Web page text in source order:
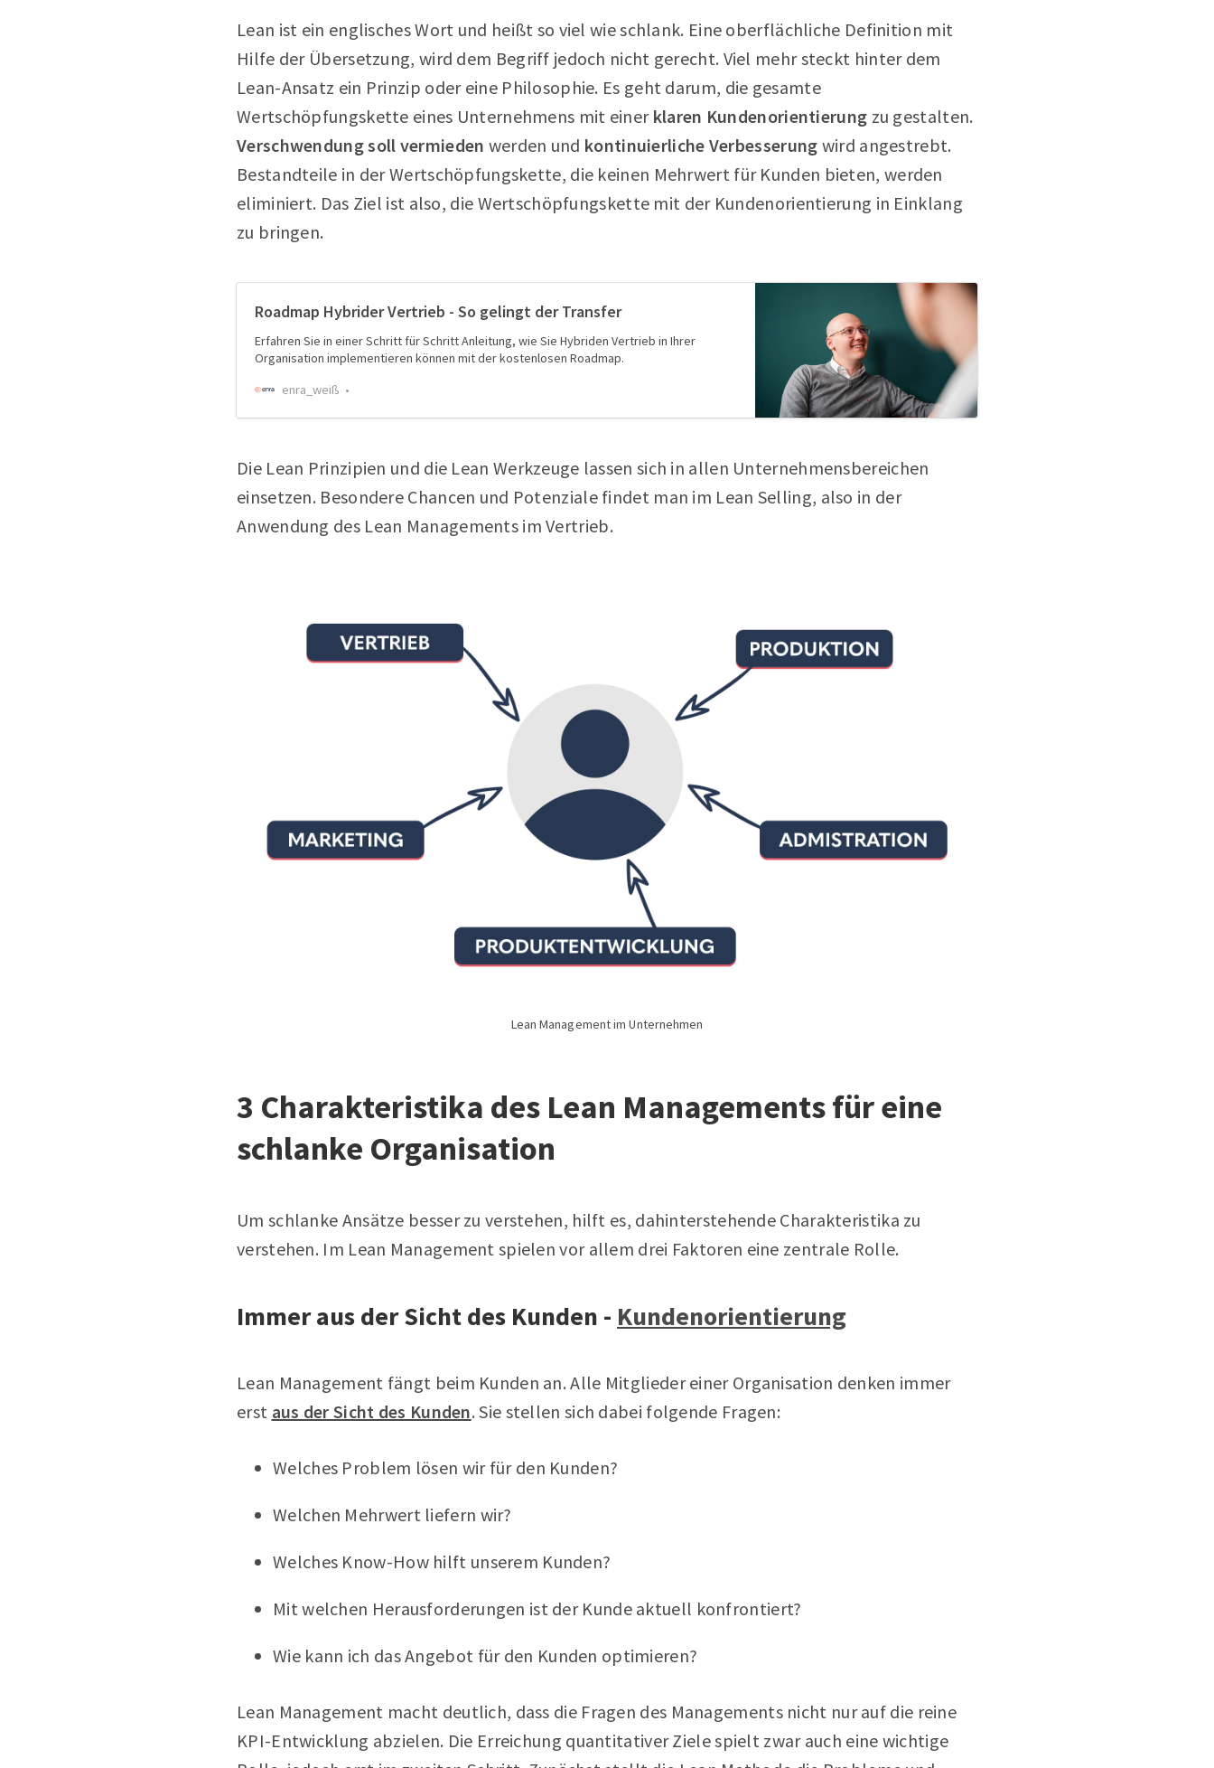
Lean ist ein englisches Wort und heißt so viel wie schlank. Eine oberflächliche Definition mit
Hilfe der Übersetzung, wird dem Begriff jedoch nicht gerecht. Viel mehr steckt hinter dem
Lean-Ansatz ein Prinzip oder eine Philosophie. Es geht darum, die gesamte
Wertschöpfungskette eines Unternehmens mit einer klaren Kundenorientierung zu gestalten.
Verschwendung soll vermieden werden und kontinuierliche Verbesserung wird angestrebt.
Bestandteile in der Wertschöpfungskette, die keinen Mehrwert für Kunden bieten, werden
eliminiert. Das Ziel ist also, die Wertschöpfungskette mit der Kundenorientierung in Einklang
zu bringen.
Roadmap Hybrider Vertrieb - So gelingt der Transfer
Erfahren Sie in einer Schritt für Schritt Anleitung, wie Sie Hybriden Vertrieb in Ihrer
Organisation implementieren können mit der kostenlosen Roadmap.
enra_weiß
Die Lean Prinzipien und die Lean Werkzeuge lassen sich in allen Unternehmensbereichen
einsetzen. Besondere Chancen und Potenziale findet man im Lean Selling, also in der
Anwendung des Lean Managements im Vertrieb.
Lean Management im Unternehmen
3 Charakteristika des Lean Managements für eine
schlanke Organisation
Um schlanke Ansätze besser zu verstehen, hilft es, dahinterstehende Charakteristika zu
verstehen. Im Lean Management spielen vor allem drei Faktoren eine zentrale Rolle.
Immer aus der Sicht des Kunden - Kundenorientierung
Lean Management fängt beim Kunden an. Alle Mitglieder einer Organisation denken immer
erst aus der Sicht des Kunden. Sie stellen sich dabei folgende Fragen:
Welches Problem lösen wir für den Kunden?
Welchen Mehrwert liefern wir?
Welches Know-How hilft unserem Kunden?
Mit welchen Herausforderungen ist der Kunde aktuell konfrontiert?
Wie kann ich das Angebot für den Kunden optimieren?
Lean Management macht deutlich, dass die Fragen des Managements nicht nur auf die reine
KPI-Entwicklung abzielen. Die Erreichung quantitativer Ziele spielt zwar auch eine wichtige